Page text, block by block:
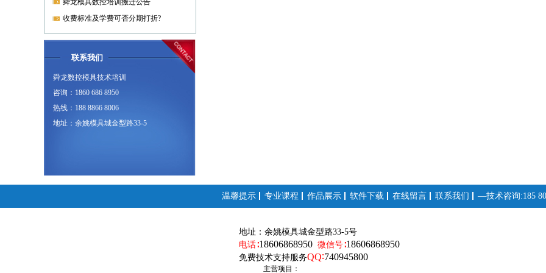
舜龙模具数控培训搬迁公告
收费标准及学费可否分期打折?
联系我们
舜龙数控模具技术培训
咨询：1860 686 8950
热线：188 8866 8006
地址：余姚模具城金型路33-5
温馨提示 专业课程 作品展示 软件下载 在线留言 联系我们 —技术咨询:185
地址： 余姚模具城金型路33-5号
电话∶18606868950 微信号∶18606868950
免费技术支持服务QQ∶740945800
主营项目：